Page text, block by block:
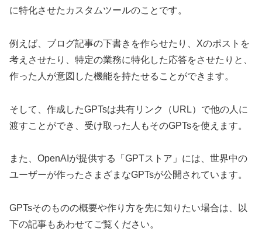
に特化させたカスタムツールのことです。
例えば、ブログ記事の下書きを作らせたり、Xのポストを
考えさせたり、特定の業務に特化した応答をさせたりと、
作った人が意図した機能を持たせることができます。
そして、作成したGPTsは共有リンク（URL）で他の人に
渡すことができ、受け取った人もそのGPTsを使えます。
また、OpenAIが提供する「GPTストア」には、世界中の
ユーザーが作ったさまざまなGPTsが公開されています。
GPTsそのものの概要や作り方を先に知りたい場合は、以
下の記事もあわせてご覧ください。